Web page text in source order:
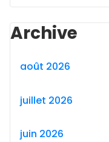
Archive
août 2026
juillet 2026
juin 2026